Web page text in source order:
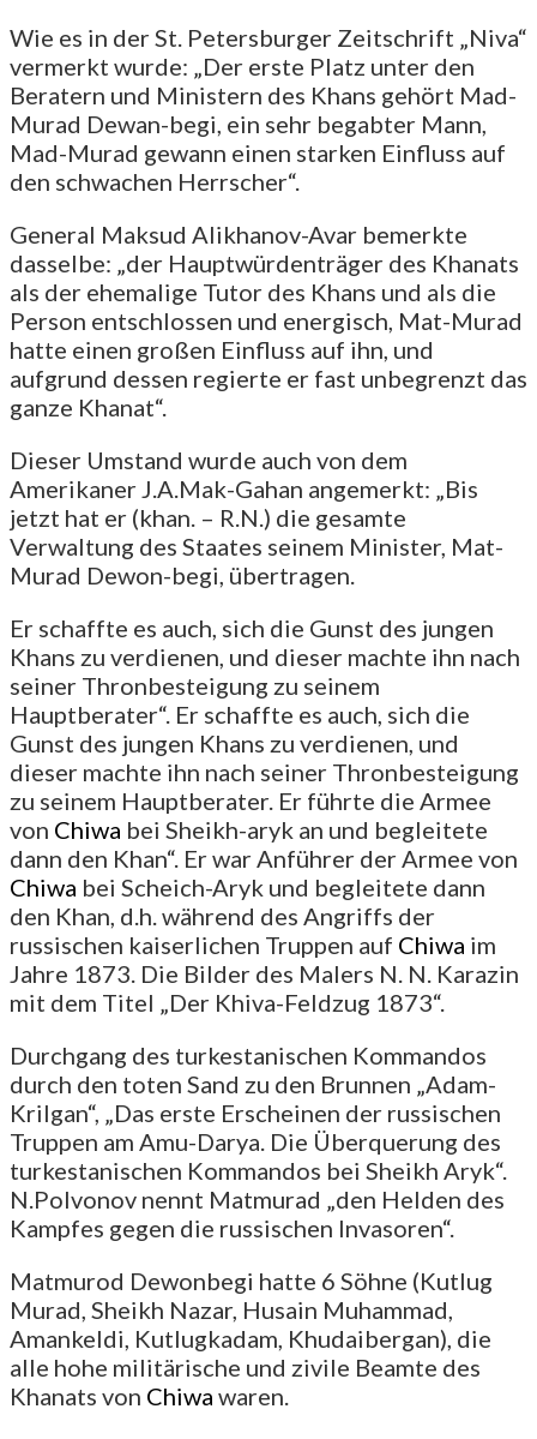
Wie es in der St. Petersburger Zeitschrift „Niva“
vermerkt wurde: „Der erste Platz unter den
Beratern und Ministern des Khans gehört Mad-
Murad Dewan-begi, ein sehr begabter Mann,
Mad-Murad gewann einen starken Einfluss auf
den schwachen Herrscher“.
General Maksud Alikhanov-Avar bemerkte
dasselbe: „der Hauptwürdenträger des Khanats
als der ehemalige Tutor des Khans und als die
Person entschlossen und energisch, Mat-Murad
hatte einen großen Einfluss auf ihn, und
aufgrund dessen regierte er fast unbegrenzt das
ganze Khanat“.
Dieser Umstand wurde auch von dem
Amerikaner J.A.Mak-Gahan angemerkt: „Bis
jetzt hat er (khan. – R.N.) die gesamte
Verwaltung des Staates seinem Minister, Mat-
Murad Dewon-begi, übertragen.
Er schaffte es auch, sich die Gunst des jungen
Khans zu verdienen, und dieser machte ihn nach
seiner Thronbesteigung zu seinem
Hauptberater“. Er schaffte es auch, sich die
Gunst des jungen Khans zu verdienen, und
dieser machte ihn nach seiner Thronbesteigung
zu seinem Hauptberater. Er führte die Armee
von Chiwa bei Sheikh-aryk an und begleitete
dann den Khan“. Er war Anführer der Armee von
Chiwa bei Scheich-Aryk und begleitete dann
den Khan, d.h. während des Angriffs der
russischen kaiserlichen Truppen auf Chiwa im
Jahre 1873. Die Bilder des Malers N. N. Karazin
mit dem Titel „Der Khiva-Feldzug 1873“.
Durchgang des turkestanischen Kommandos
durch den toten Sand zu den Brunnen „Adam-
Krilgan“, „Das erste Erscheinen der russischen
Truppen am Amu-Darya. Die Überquerung des
turkestanischen Kommandos bei Sheikh Aryk“.
N.Polvonov nennt Matmurad „den Helden des
Kampfes gegen die russischen Invasoren“.
Matmurod Dewonbegi hatte 6 Söhne (Kutlug
Murad, Sheikh Nazar, Husain Muhammad,
Amankeldi, Kutlugkadam, Khudaibergan), die
alle hohe militärische und zivile Beamte des
Khanats von Chiwa waren.